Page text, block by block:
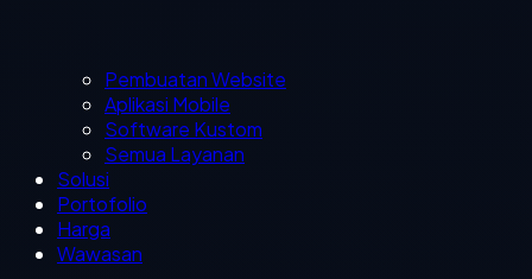
Pembuatan Website
Aplikasi Mobile
Software Kustom
Semua Layanan
Solusi
Portofolio
Harga
Wawasan